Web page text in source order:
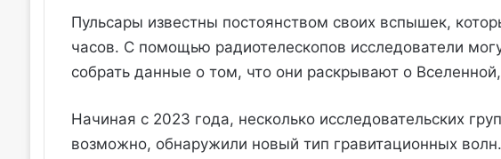
Пульсары известны постоянством своих вспышек,
часов. С помощью радиотелескопов исследователи
собрать данные о том, что они раскрывают о
Начиная с 2023 года, несколько исследовательских
возможно, обнаружили новый тип гравитационных